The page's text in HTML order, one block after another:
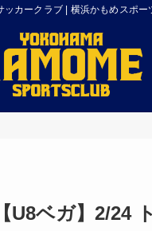
ッカークラブ | 横浜かもめスポー
【U8ベガ】2/24